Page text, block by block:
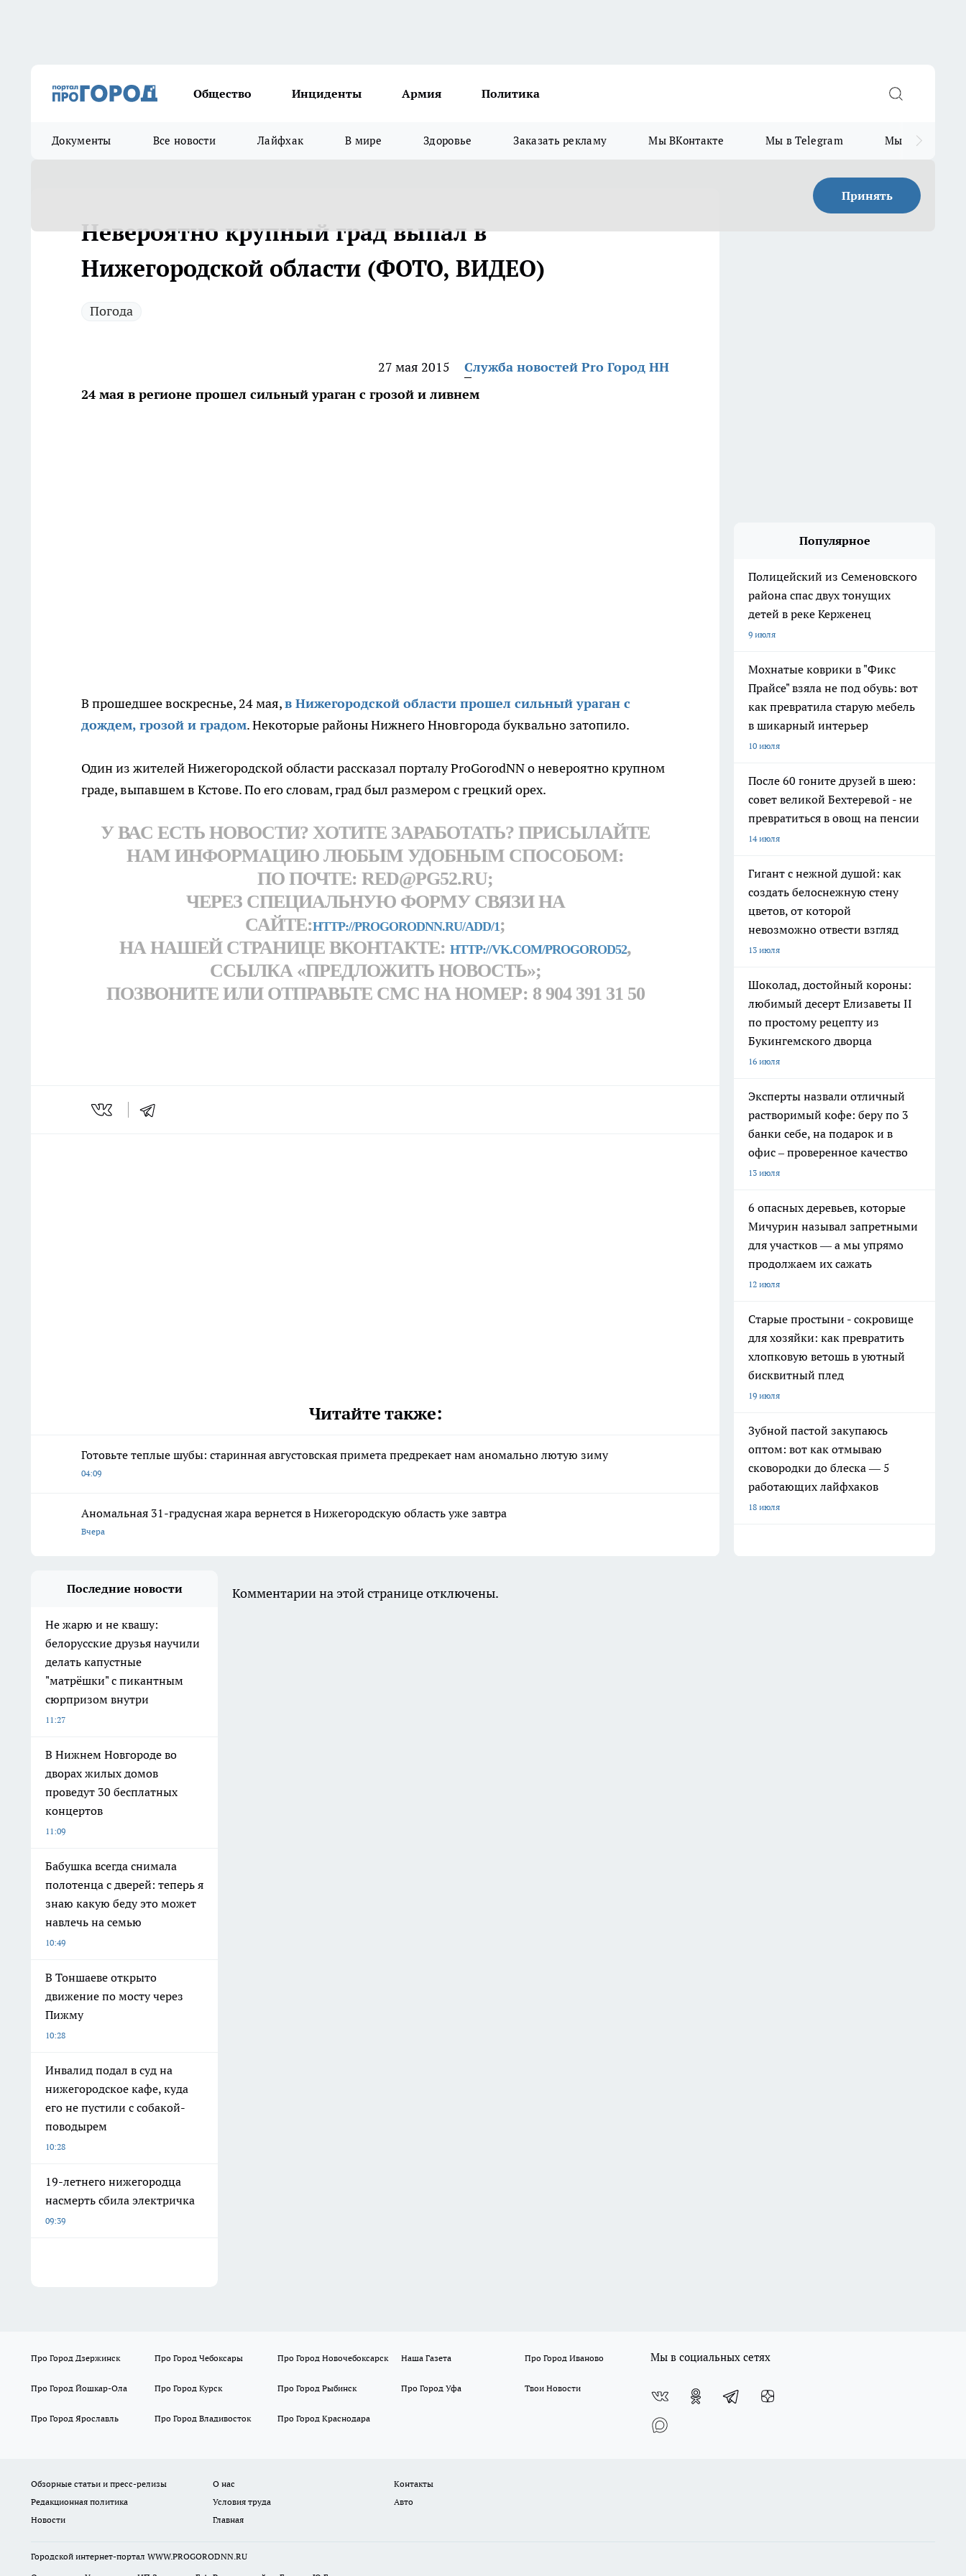
Общество Инциденты Армия Политика
Документы Все новости Лайфхак В мире Здоровье Заказать рекламу Мы ВКонтакте Мы в Telegram Мы в MAX
Принять
Невероятно крупный град выпал в
Нижегородской области (ФОТО, ВИДЕО)
Погода
27 мая 2015
Служба новостей Pro Город НН
24 мая в регионе прошел сильный ураган с грозой и ливнем
В прошедшее воскреснье, 24 мая,в Нижегородской области прошел сильный ураган с
дождем, грозой и градом. Некоторые районы Нижнего Нновгорода буквально затопило.
Один из жителей Нижегородской области рассказал порталу ProGorodNN о невероятно крупном
граде, выпавшем в Кстове. По его словам, град был размером с грецкий орех.
У ВАС ЕСТЬ НОВОСТИ? ХОТИТЕ ЗАРАБОТАТЬ? ПРИСЫЛАЙТЕ
НАМ ИНФОРМАЦИЮ ЛЮБЫМ УДОБНЫМ СПОСОБОМ:
ПО ПОЧТЕ: RED@PG52.RU;
ЧЕРЕЗ СПЕЦИАЛЬНУЮ ФОРМУ СВЯЗИ НА
САЙТЕ:HTTP://PROGORODNN.RU/ADD/1;
НА НАШЕЙ СТРАНИЦЕ ВКОНТАКТЕ: HTTP://VK.COM/PROGOROD52,
ССЫЛКА «ПРЕДЛОЖИТЬ НОВОСТЬ»;
ПОЗВОНИТЕ ИЛИ ОТПРАВЬТЕ СМС НА НОМЕР: 8 904 391 31 50
Читайте также:
Готовьте теплые шубы: старинная августовская примета предрекает нам аномально лютую зиму
04:09
Аномальная 31-градусная жара вернется в Нижегородскую область уже завтра
Вчера
Популярное
Полицейский из Семеновского
района спас двух тонущих
детей в реке Керженец
9 июля
Мохнатые коврики в "Фикс
Прайсе" взяла не под обувь: вот
как превратила старую мебель
в шикарный интерьер
10 июля
После 60 гоните друзей в шею:
совет великой Бехтеревой - не
превратиться в овощ на пенсии
14 июля
Гигант с нежной душой: как
создать белоснежную стену
цветов, от которой
невозможно отвести взгляд
13 июля
Шоколад, достойный короны:
любимый десерт Елизаветы II
по простому рецепту из
Букингемского дворца
16 июля
Эксперты назвали отличный
растворимый кофе: беру по 3
банки себе, на подарок и в
офис – проверенное качество
13 июля
6 опасных деревьев, которые
Мичурин называл запретными
для участков — а мы упрямо
продолжаем их сажать
12 июля
Старые простыни - сокровище
для хозяйки: как превратить
хлопковую ветошь в уютный
бисквитный плед
19 июля
Зубной пастой закупаюсь
оптом: вот как отмываю
сковородки до блеска — 5
работающих лайфхаков
18 июля
Последние новости
Не жарю и не квашу:
белорусские друзья научили
делать капустные
"матрёшки" с пикантным
сюрпризом внутри
11:27
В Нижнем Новгороде во
дворах жилых домов
проведут 30 бесплатных
концертов
11:09
Бабушка всегда снимала
полотенца с дверей: теперь я
знаю какую беду это может
навлечь на семью
10:49
В Тоншаеве открыто
движение по мосту через
Пижму
10:28
Инвалид подал в суд на
нижегородское кафе, куда
его не пустили с собакой-
поводырем
10:28
19-летнего нижегородца
насмерть сбила электричка
09:39
Комментарии на этой странице отключены.
Про Город Дзержинск Про Город Чебоксары Про Город Новочебоксарск Наша Газета Про Город Иваново
Про Город Йошкар-Ола Про Город Курск Про Город Рыбинск Про Город Уфа Твои Новости
Про Город Ярославль Про Город Владивосток Про Город Краснодара
Мы в социальных сетях
Обзорные статьи и пресс-релизы О нас
Контакты
Редакционная политика
Условия труда
Авто
Новости
Главная
Городской интернет-портал WWW.PROGORODNN.RU